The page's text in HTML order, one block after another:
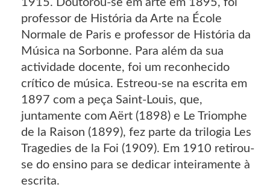
professor de História da Arte na École
Normale de Paris e professor de História da
Música na Sorbonne. Para além da sua
actividade docente, foi um reconhecido
crítico de música. Estreou-se na escrita em
1897 com a peça Saint-Louis, que,
juntamente com Aërt (1898) e Le Triomphe
de la Raison (1899), fez parte da trilogia Les
Tragedies de la Foi (1909). Em 1910 retirou-
se do ensino para se dedicar inteiramente à
escrita.